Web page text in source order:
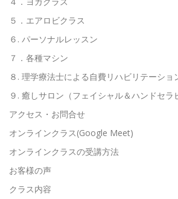
５．エアロビクラス
６. パーソナルレッスン
７．各種マシン
８. 理学療法士による自費リハビリテーショ
９. 癒しサロン（フェイシャル＆ハンドセラ
アクセス・お問合せ
オンラインクラス(Google Meet)
オンラインクラスの受講方法
お客様の声
クラス内容